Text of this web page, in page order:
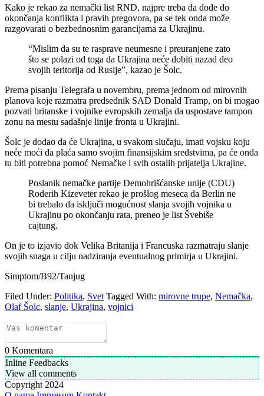
Kako je rekao za nemački list RND, najpre treba da dođe do
okončanja konflikta i pravih pregovora, pa se tek onda može
razgovarati o bezbednosnim garancijama za Ukrajinu.
“Mislim da su te rasprave neumesne i preuranjene zato
što se polazi od toga da Ukrajina neće dobiti nazad deo
svojih teritorija od Rusije”, kazao je Šolc.
Prema pisanju Telegrafa u novembru, prema jednom od mirovnih
planova koje razmatra predsednik SAD Donald Tramp, on bi mogao
pozvati britanske i vojnike evropskih zemalja da uspostave tampon
zonu na mestu sadašnje linije fronta u Ukrajini.
Šolc je dodao da će Ukrajina, u svakom slučaju, imati vojsku koju
neće moći da plaća samo svojim finansijskim sredstvima, pa će onda
tu biti potrebna pomoć Nemačke i svih ostalih prijatelja Ukrajine.
Poslanik nemačke partije Demohrišćanske unije (CDU)
Roderih Kizeveter rekao je prošlog meseca da Berlin ne
bi trebalo da isključi mogućnost slanja svojih vojnika u
Ukrajinu po okončanju rata, preneo je list Švebiše
cajtung.
On je to izjavio dok Velika Britanija i Francuska razmatraju slanje
svojih snaga u cilju nadziranja eventualnog primirja u Ukrajini.
Simptom/B92/Tanjug
Filed Under: Politika, Svet Tagged With: mirovne trupe, Nemačka,
Olaf Šolc, slanje, Ukrajina, vojnici
0 Komentara
Inline Feedbacks
View all comments
Copyright 2024